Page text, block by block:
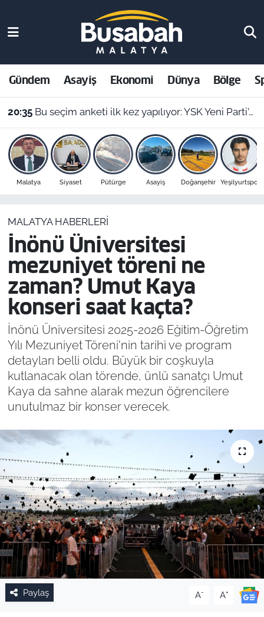
Gündem Asayiş Ekonomi Dünya Bölge
20:35 Bu seçim anketi ilk kez yapılıyor: YSK Yeni Parti’yi veto ederse Malatya’da sonuç ne olur?
Malatya Siyaset Pütürge Asayiş Doğanşehir Yeşilyurtspor
MALATYA HABERLERI
İnönü Üniversitesi
mezuniyet töreni ne
zaman? Umut Kaya
konseri saat kaçta?
İnönü Üniversitesi 2025-2026 Eğitim-Öğretim
Yılı Mezuniyet Töreni'nin tarihi ve program
detayları belli oldu. Büyük bir coşkuyla
kutlanacak olan törende, ünlü sanatçı Umut
Kaya da sahne alarak mezun öğrencilere
unutulmaz bir konser verecek.
Paylaş A- A+
Asayiş
Ekonomi
Dünya
Bölge
Resmi İlanlar
Malatya Nöbetçi Eczaneler
Malatya Hava Durumu
Malatya Namaz Vakitleri
Malatya Trafik Yoğunluk Haritası
Süper Lig Puan Durumu ve Fikstür
Son Dakika Haberleri
Haber Arşivi